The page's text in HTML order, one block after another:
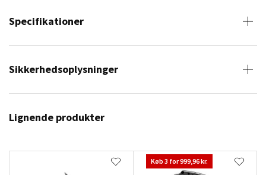
Specifikationer
Sikkerhedsoplysninger
Lignende produkter
Køb 3 for 999,96 kr.